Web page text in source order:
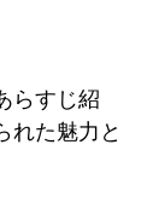
らすじ紹
れた魅力と